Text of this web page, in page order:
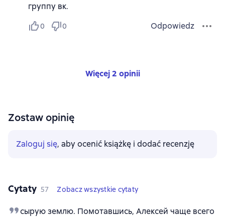
группу вк.
0 0 Odpowiedz
Więcej 2 opinii
Zostaw opinię
Zaloguj się, aby ocenić książkę i dodać recenzję
Cytaty 57 Zobacz wszystkie cytaty
сырую землю. Помотавшись, Алексей чаще всего